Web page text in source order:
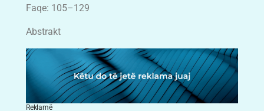
Faqe: 105–129
Abstrakt
Reklamë